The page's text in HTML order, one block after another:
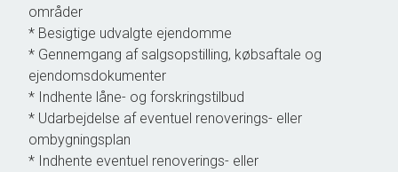
områder
* Besigtige udvalgte ejendomme
* Gennemgang af salgsopstilling, købsaftale og
ejendomsdokumenter
* Indhente låne- og forskringstilbud
* Udarbejdelse af eventuel renoverings- eller
ombygningsplan
* Indhente eventuel renoverings- eller